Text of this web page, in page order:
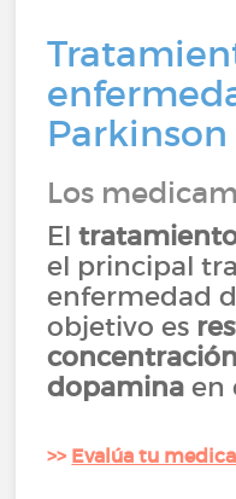
Parkinson
Los
El
el principal
enfermedad
objetivo es
dopamina en
>> Evalúa tu